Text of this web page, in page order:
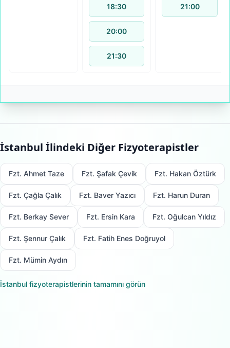
18:30
20:00
21:30
21:00
İstanbul İlindeki Diğer Fizyoterapistler
Fzt. Ahmet Taze Fzt. Şafak Çevik Fzt. Hakan Öztürk
Fzt. Çağla Çalık Fzt. Baver Yazıcı Fzt. Harun Duran
Fzt. Berkay Sever Fzt. Ersin Kara Fzt. Oğulcan Yıldız
Fzt. Şennur Çalık Fzt. Fatih Enes Doğruyol
Fzt. Mümin Aydın
İstanbul fizyoterapistlerinin tamamını görün